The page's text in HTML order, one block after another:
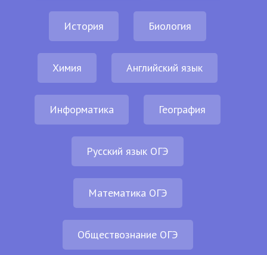
История Биология
Химия Английский язык
Информатика География
Русский язык ОГЭ
Математика ОГЭ
Обществознание ОГЭ